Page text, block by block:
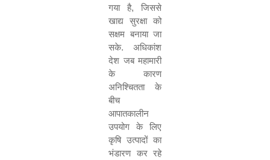
गया है, जिससे
खाद्य सुरक्षा को
सक्षम बनाया जा
सके. अधिकांश
देश जब महामारी
के कारण
अनिश्चितता के
बीच
आपातकालीन
उपयोग के लिए
कृषि उत्पादों का
भंडारण कर रहे